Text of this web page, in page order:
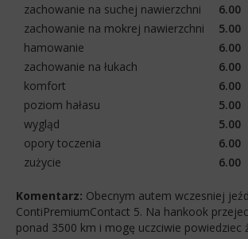
zachowanie na suchej nawierzchni
6.00
zachowanie na mokrej nawierzchni
5.00
hamowanie
6.00
zachowanie na łukach
6.00
komfort
6.00
poziom hałasu
5.00
wygląd
5.00
opory toczenia
6.00
zużycie
6.00
Komentarz: Obecnym autem wczesniej
ContiPremiumContact 5. Na hankook
ponad 3500 km i mogę uczciwie powiedziec